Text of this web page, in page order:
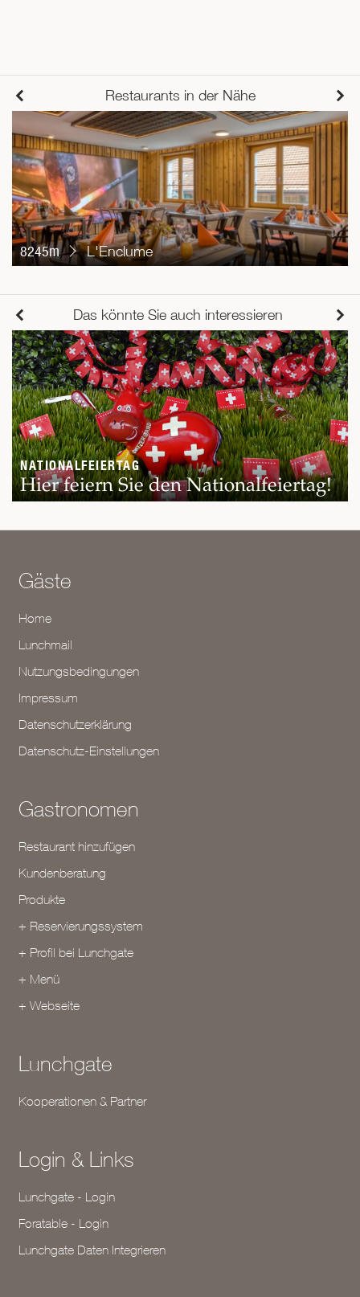
Restaurants in der Nähe
8245m L'Enclume
Das könnte Sie auch interessieren
NATIONALFEIERTAG
Hier feiern Sie den Nationalfeiertag!
Gäste
Home
Lunchmail
Nutzungsbedingungen
Impressum
Datenschutzerklärung
Datenschutz-Einstellungen
Gastronomen
Restaurant hinzufügen
Kundenberatung
Produkte
+ Reservierungssystem
+ Profil bei Lunchgate
+ Menü
+ Webseite
Lunchgate
Kooperationen & Partner
Login & Links
Lunchgate - Login
Foratable - Login
Lunchgate Daten Integrieren